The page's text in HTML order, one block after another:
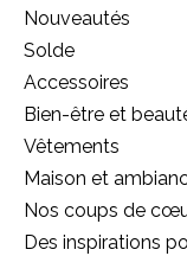
Nouveautés
Solde
Accessoires
Bien-être et
Vêtements
Maison et
Nos coups de
Des inspirations